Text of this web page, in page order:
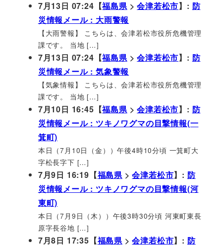
7月13日 07:24【福島県>会津若松市】: 防
災情報メール : 大雨警報
【大雨警報】 こちらは、会津若松市役所危機管理
課です。 当地 […]
7月13日 07:24【福島県>会津若松市】: 防
災情報メール : 気象警報
【気象情報】 こちらは、会津若松市役所危機管理
課です。 当地 […]
7月10日 16:45【福島県>会津若松市】: 防
災情報メール : ツキノワグマの目撃情報(一
箕町)
本日（7月10日（金））午後4時10分頃 一箕町大
字松長字下 […]
7月9日 16:19【福島県 >会津若松市】: 防
災情報メール : ツキノワグマの目撃情報(河
東町)
本日（7月9日（木））午後3時30分頃 河東町東長
原字長谷地 […]
7月8日 17:35【福島県 >会津若松市】: 防